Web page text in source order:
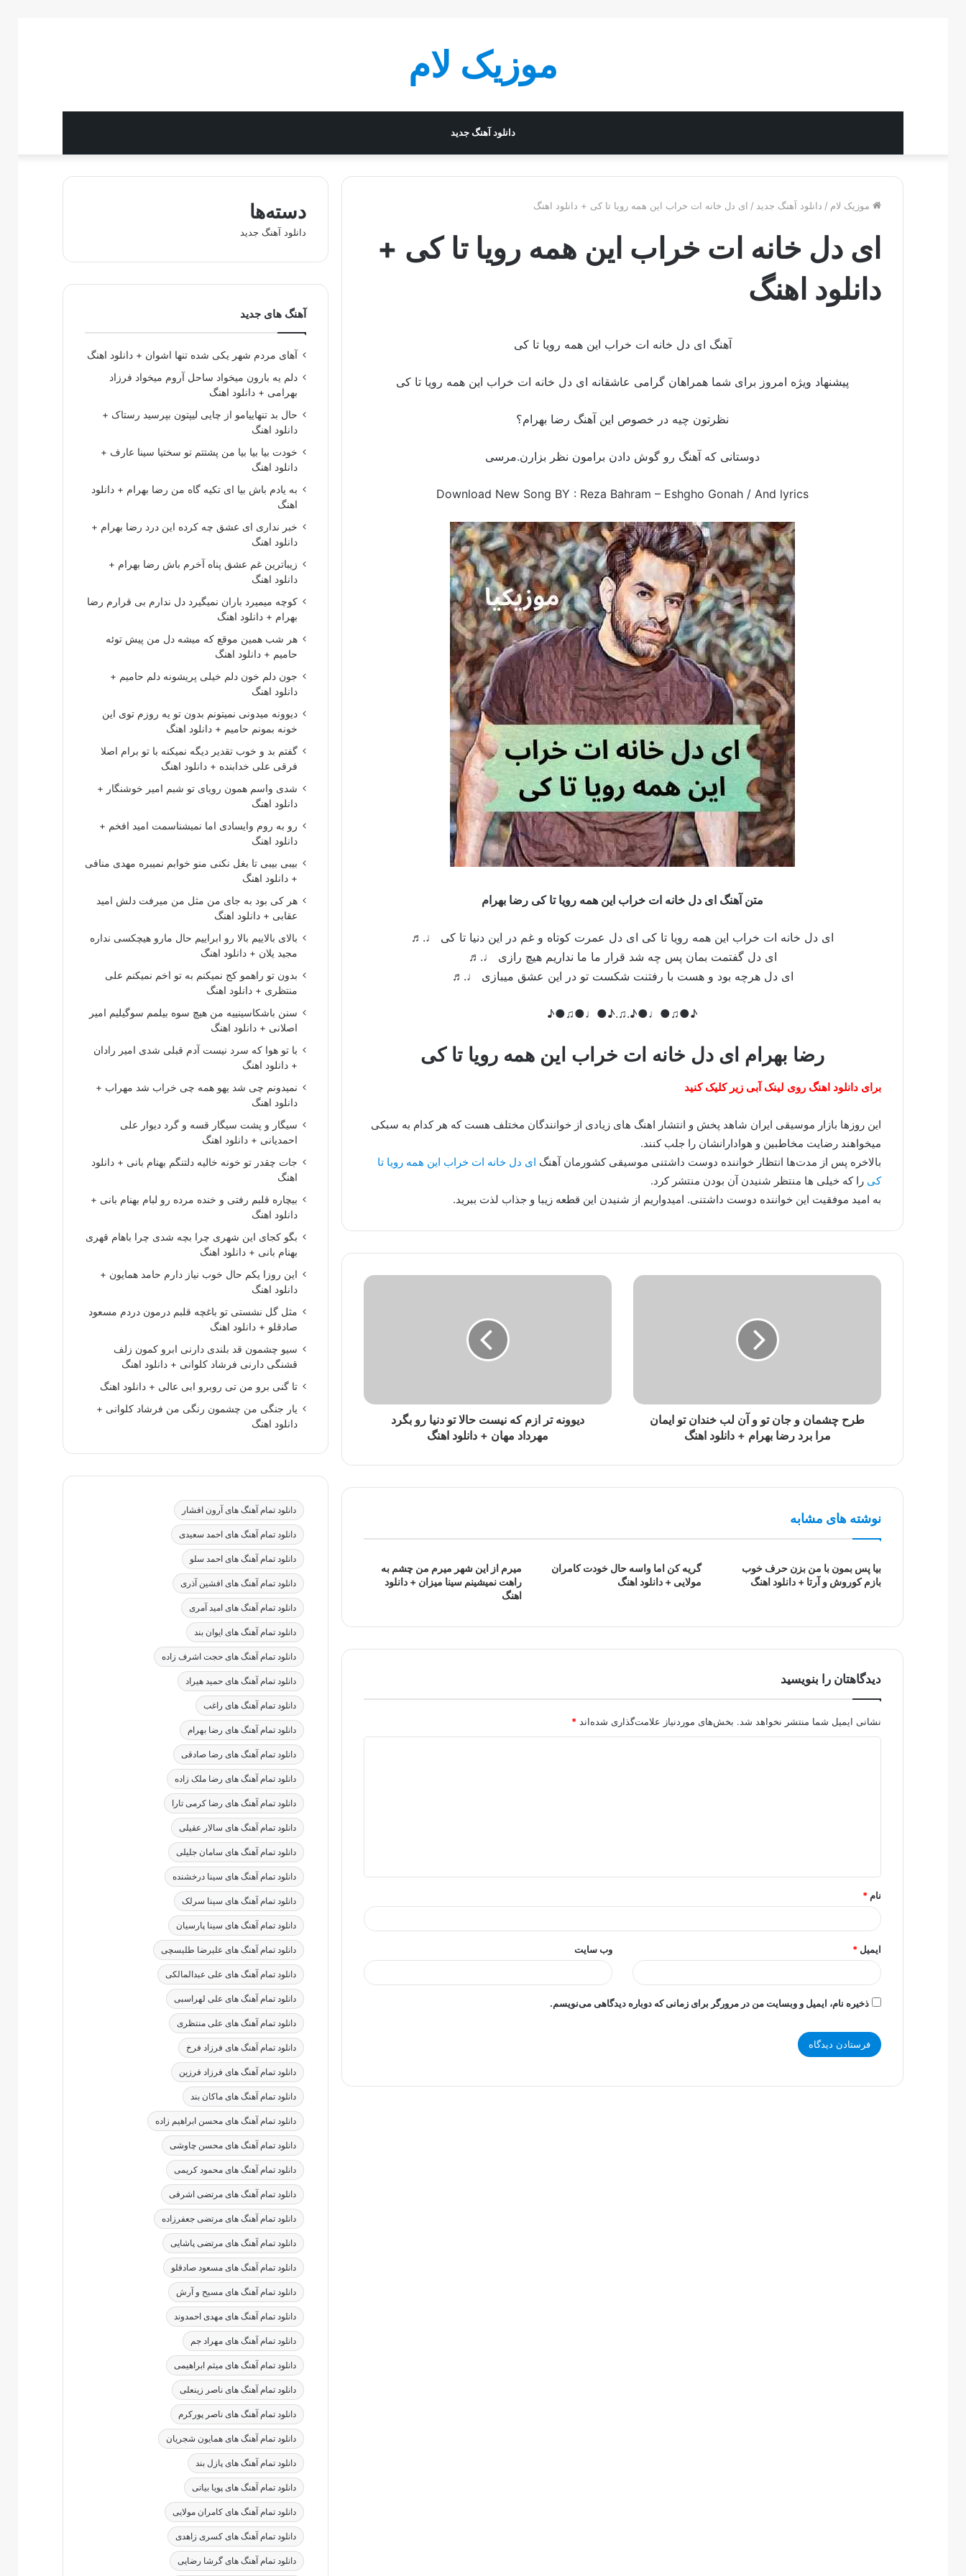
موزیک لام
دانلود آهنگ جدید
موزیک لام / دانلود آهنگ جدید / ای دل خانه ات خراب این همه رویا تا کی + دانلود اهنگ
ای دل خانه ات خراب این همه رویا تا کی +
دانلود اهنگ
آهنگ ای دل خانه ات خراب این همه رویا تا کی
پیشنهاد ویژه امروز برای شما همراهان گرامی عاشقانه ای دل خانه ات خراب این همه رویا تا کی
نظرتون چیه در خصوص این آهنگ رضا بهرام؟
دوستانی که آهنگ رو گوش دادن برامون نظر بزارن.مرسی
Download New Song BY : Reza Bahram – Eshgho Gonah / And lyrics
متن آهنگ ای دل خانه ات خراب این همه رویا تا کی رضا بهرام
ای دل خانه ات خراب این همه رویا تا کی ای دل عمرت کوتاه و غم در این دنیا تا کی ♩.♬
ای دل گفتمت بمان پس چه شد قرار ما ما نداریم هیچ رازی ♩.♬
ای دل هرچه بود و هست با رفتنت شکست تو در این عشق میبازی ♩.♬
♪●♫●♩●♪.♫.♪●♩●♫●♪
رضا بهرام ای دل خانه ات خراب این همه رویا تا کی
برای دانلود اهنگ روی لینک آبی زیر کلیک کنید
این روزها بازار موسیقی ایران شاهد پخش و انتشار اهنگ های زیادی از خوانندگان مختلف هست که هر کدام به سبکی
میخواهند رضایت مخاطبین و هوادارانشان را جلب کنند.
بالاخره پس از مدت‌ها انتظار خواننده دوست داشتنی موسیقی کشورمان آهنگ ای دل خانه ات خراب این همه رویا تا
کی را که خیلی ها منتظر شنیدن آن بودن منتشر کرد.
به امید موفقیت این خواننده دوست داشتنی. امیدواریم از شنیدن این قطعه زیبا و جذاب لذت ببرید.
طرح چشمان و جان تو و آن لب خندان تو ایمان
مرا برد رضا بهرام + دانلود اهنگ
دیوونه تر ازم که نیست حالا تو دنیا رو بگرد
مهرداد مهان + دانلود اهنگ
نوشته های مشابه
بیا پس بمون با من بزن حرف خوب
بازم کوروش و آرتا + دانلود اهنگ
گریه کن اما واسه حال خودت کامران
مولایی + دانلود اهنگ
میرم از این شهر میرم من چشم به
راهت نمیشینم سینا میزان + دانلود
اهنگ
دیدگاهتان را بنویسید
نشانی ایمیل شما منتشر نخواهد شد. بخش‌های موردنیاز علامت‌گذاری شده‌اند *
*
نام *
ایمیل * وب‌ سایت
ذخیره نام، ایمیل و وبسایت من در مرورگر برای زمانی که دوباره دیدگاهی می‌نویسم.
دسته‌ها
دانلود آهنگ جدید
آهنگ های جدید
آهای مردم شهر یکی شده تنها اشوان + دانلود اهنگ
دلم یه بارون میخواد ساحل آروم میخواد فرزاد
بهرامی + دانلود اهنگ
حال بد تنهاییامو از چایی لیپتون بپرسید رستاک +
دانلود اهنگ
خودت بیا بیا بیا من پشتتم تو سختیا سینا عارف +
دانلود اهنگ
به یادم باش بیا ای تکیه گاه من رضا بهرام + دانلود
اهنگ
خبر نداری ای عشق چه کرده این درد رضا بهرام +
دانلود اهنگ
زیباترین غم عشق پناه آخرم باش رضا بهرام +
دانلود اهنگ
کوچه میمیرد باران نمیگیرد دل ندارم بی قرارم رضا
بهرام + دانلود اهنگ
هر شب همین موقع که میشه دل من پیش توئه
حامیم + دانلود اهنگ
جون دلم خون دلم خیلی پریشونه دلم حامیم +
دانلود اهنگ
دیوونه میدونی نمیتونم بدون تو یه روزم توی این
خونه بمونم حامیم + دانلود اهنگ
گفتم بد و خوب تقدیر دیگه نمیکنه با تو برام اصلا
فرقی علی خدابنده + دانلود اهنگ
شدی واسم همون رویای تو شبم امیر خوشنگار +
دانلود اهنگ
رو به روم وایسادی اما نمیشناسمت امید افخم +
دانلود اهنگ
بیبی بیبی تا بغل نکنی منو خوابم نمیبره مهدی منافی
+ دانلود اهنگ
هر کی بود به جای من مثل من میرفت دلش امید
عقابی + دانلود اهنگ
بالای بالاییم بالا رو ابراییم حال مارو هیچکسی نداره
مجید یلان + دانلود اهنگ
بدون تو راهمو کج نمیکنم به تو اخم نمیکنم علی
منتظری + دانلود اهنگ
سنن باشکاسینییه من هیچ سوه بیلمم سوگیلیم امیر
اصلانی + دانلود اهنگ
با تو هوا که سرد نیست آدم قبلی شدی امیر رادان
+ دانلود اهنگ
نمیدونم چی شد یهو همه چی خراب شد مهراب +
دانلود اهنگ
سیگار و پشت سیگار قسه و گرد دیوار علی
احمدیانی + دانلود اهنگ
جات چقدر تو خونه خالیه دلتنگم بهنام بانی + دانلود
اهنگ
بیچاره قلبم رفتی و خنده مرده رو لبام بهنام بانی +
دانلود اهنگ
بگو کجای این شهری چرا بچه شدی چرا باهام قهری
بهنام بانی + دانلود اهنگ
این روزا یکم حال خوب نیاز دارم حامد همایون +
دانلود اهنگ
مثل گل نشستی تو باغچه قلبم درمون دردم مسعود
صادقلو + دانلود اهنگ
سیو چشمون قد بلندی دارنی ابرو کمون زلف
قشنگی دارنی فرشاد کلوانی + دانلود اهنگ
تا گنی برو من تی روبرو ابی عالی + دانلود اهنگ
یار جنگی من چشمون رنگی من فرشاد کلوانی +
دانلود اهنگ
دانلود تمام آهنگ های آرون افشار
دانلود تمام آهنگ های احمد سعیدی
دانلود تمام آهنگ های احمد سلو
دانلود تمام آهنگ های افشین آذری
دانلود تمام آهنگ های امید آمری
دانلود تمام آهنگ های ایوان بند
دانلود تمام آهنگ های حجت اشرف زاده
دانلود تمام آهنگ های حمید هیراد
دانلود تمام آهنگ های راغب
دانلود تمام آهنگ های رضا بهرام
دانلود تمام آهنگ های رضا صادقی
دانلود تمام آهنگ های رضا ملک زاده
دانلود تمام آهنگ های رضا کرمی تارا
دانلود تمام آهنگ های سالار عقیلی
دانلود تمام آهنگ های سامان جلیلی
دانلود تمام آهنگ های سینا درخشنده
دانلود تمام آهنگ های سینا سرلک
دانلود تمام آهنگ های سینا پارسیان
دانلود تمام آهنگ های علیرضا طلیسچی
دانلود تمام آهنگ های علی عبدالمالکی
دانلود تمام آهنگ های علی لهراسبی
دانلود تمام آهنگ های علی منتظری
دانلود تمام آهنگ های فرزاد فرخ
دانلود تمام آهنگ های فرزاد فرزین
دانلود تمام آهنگ های ماکان بند
دانلود تمام آهنگ های محسن ابراهیم زاده
دانلود تمام آهنگ های محسن چاوشی
دانلود تمام آهنگ های محمود کریمی
دانلود تمام آهنگ های مرتضی اشرفی
دانلود تمام آهنگ های مرتضی جعفرزاده
دانلود تمام آهنگ های مرتضی پاشایی
دانلود تمام آهنگ های مسعود صادقلو
دانلود تمام آهنگ های مسیح و آرش
دانلود تمام آهنگ های مهدی احمدوند
دانلود تمام آهنگ های مهراد جم
دانلود تمام آهنگ های میثم ابراهیمی
دانلود تمام آهنگ های ناصر زینعلی
دانلود تمام آهنگ های ناصر پورکرم
دانلود تمام آهنگ های همایون شجریان
دانلود تمام آهنگ های پازل بند
دانلود تمام آهنگ های پویا بیاتی
دانلود تمام آهنگ های کامران مولایی
دانلود تمام آهنگ های کسری زاهدی
دانلود تمام آهنگ های گرشا رضایی